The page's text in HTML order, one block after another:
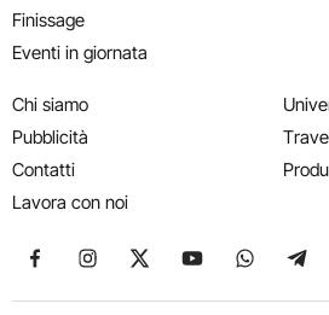
Finissage
Eventi in giornata
Chi siamo
Pubblicità
Contatti
Lavora con noi
Seguici su Facebook
Seguici su Instagram
Seguici su X
Seguici su
Seguici